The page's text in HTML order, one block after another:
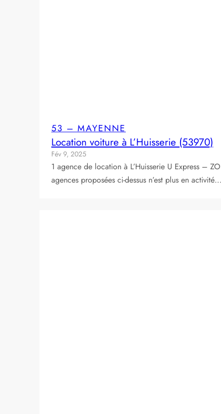
53 – MAYENNE
Location voiture à L’Huisserie (53970)
Fév 9, 2025
1 agence de location à L’Huisserie U Express –
agences proposées ci-dessus n’est plus en activité…